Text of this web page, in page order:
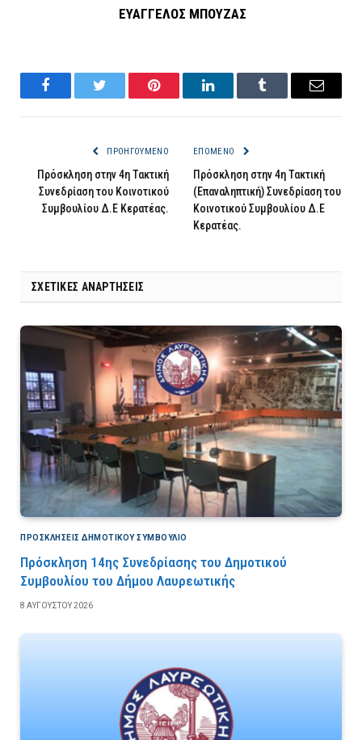
ΕΥΑΓΓΕΛΟΣ ΜΠΟΥΖΑΣ
FacebookTwitter Pinterest LinkedInTumblr Email
ΠΡΟΗΓΟΎΜΕΝΟ
Πρόσκληση στην 4η Τακτική
Συνεδρίαση του Κοινοτικού
Συμβουλίου Δ.Ε Κερατέας.
ΕΠΌΜΕΝΟ
Πρόσκληση στην 4η Τακτική
(Επαναληπτική) Συνεδρίαση του
Κοινοτικού Συμβουλίου Δ.Ε
Κερατέας.
ΣΧΕΤΙΚΈΣ ΑΝΑΡΤΉΣΕΙΣ
ΠΡΟΣΚΛΉΣΕΙΣ ΔΗΜΟΤΙΚΟΎ ΣΥΜΒΟΎΛΙΟ
Πρόσκληση 14ης Συνεδρίασης του Δημοτικού
Συμβουλίου του Δήμου Λαυρεωτικής
8 ΑΥΓΟΎΣΤΟΥ 2026